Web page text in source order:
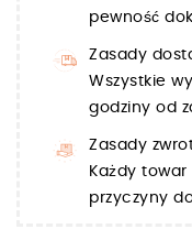
pewność
Zasady
Wszystkie
godziny od
Zasady
Każdy
przyczyny